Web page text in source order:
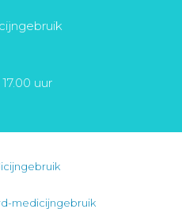
uur
medicijngebruik